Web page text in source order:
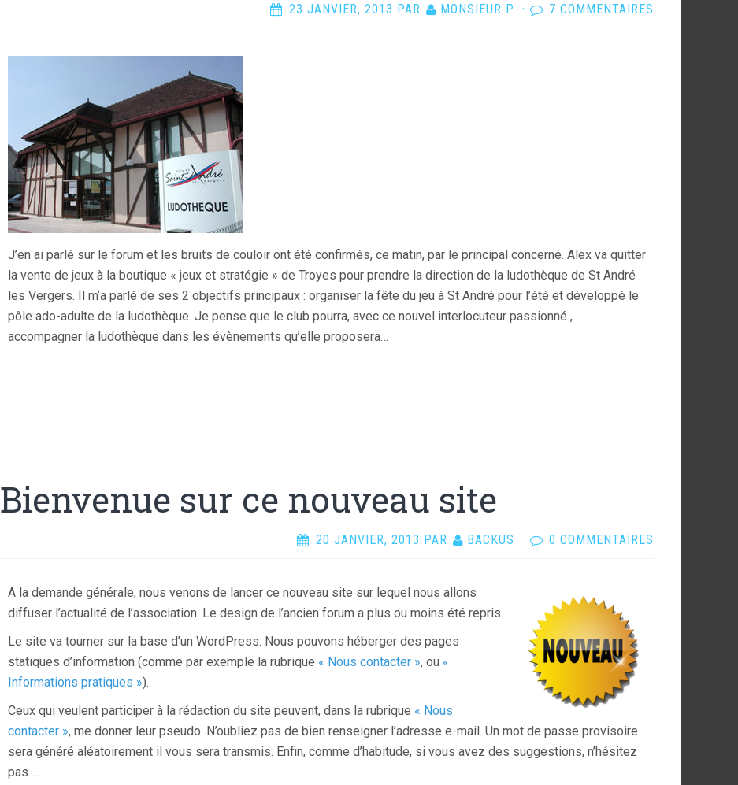
23 JANVIER, 2013 PAR MONSIEUR P · 7 COMMENTAIRES
J’en ai parlé sur le forum et les bruits de couloir ont été confirmés, ce matin, par le principal concerné. Alex va quitter
la vente de jeux à la boutique « jeux et stratégie » de Troyes pour prendre la direction de la ludothèque de St André
les Vergers. Il m’a parlé de ses 2 objectifs principaux : organiser la fête du jeu à St André pour l’été et développé le
pôle ado-adulte de la ludothèque. Je pense que le club pourra, avec ce nouvel interlocuteur passionné ,
accompagner la ludothèque dans les évènements qu’elle proposera…
Bienvenue sur ce nouveau site
20 JANVIER, 2013 PAR BACKUS · 0 COMMENTAIRES
A la demande générale, nous venons de lancer ce nouveau site sur lequel nous allons
diffuser l’actualité de l’association. Le design de l’ancien forum a plus ou moins été repris.
Le site va tourner sur la base d’un WordPress. Nous pouvons héberger des pages
statiques d’information (comme par exemple la rubrique « Nous contacter », ou «
Informations pratiques »).
Ceux qui veulent participer à la rédaction du site peuvent, dans la rubrique « Nous
contacter », me donner leur pseudo. N’oubliez pas de bien renseigner l’adresse e-mail. Un mot de passe provisoire
sera généré aléatoirement il vous sera transmis. Enfin, comme d’habitude, si vous avez des suggestions, n’hésitez
pas …